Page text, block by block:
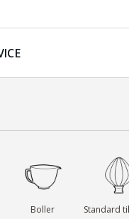
Boller Standard